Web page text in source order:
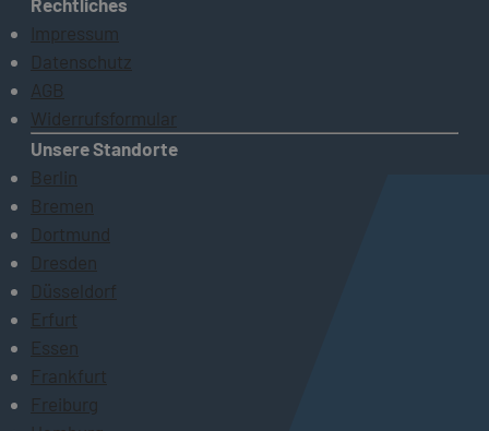
Impressum
Datenschutz
AGB
Widerrufsformular
Unsere Standorte
Berlin
Bremen
Dortmund
Dresden
Düsseldorf
Erfurt
Essen
Frankfurt
Freiburg